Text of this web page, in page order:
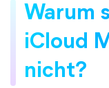
Warum
iCloud
nicht?